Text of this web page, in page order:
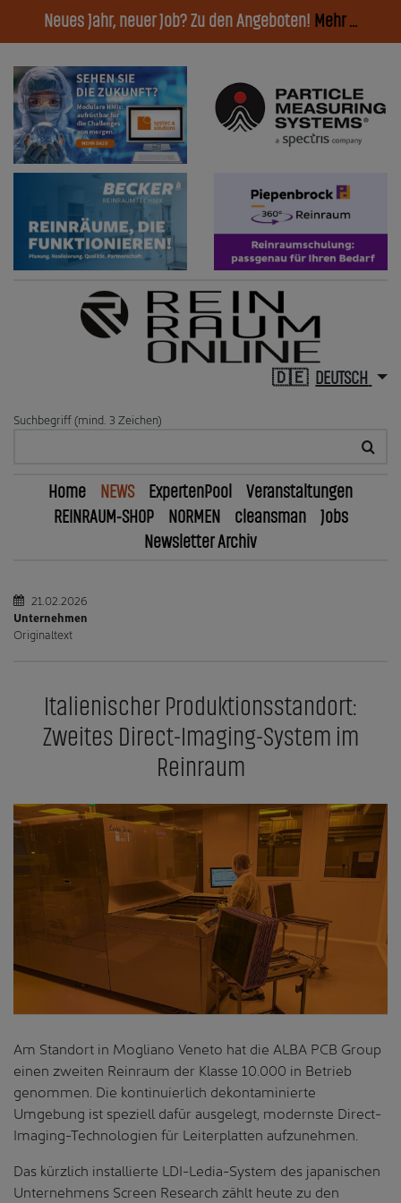
Neues Jahr, neuer Job? Zu den Angeboten! Mehr ...
DEUTSCH
Suchbegriff (mind. 3 Zeichen)
Home NEWS ExpertenPool
Veranstaltungen
REINRAUM-SHOP
NORMEN cleansman
Jobs
Newsletter Archiv
21.02.2026
Unternehmen
Originaltext
Italienischer Produktionsstandort:
Zweites Direct-Imaging-System im
Reinraum
Am Standort in Mogliano Veneto hat die ALBA PCB Group
einen zweiten Reinraum der Klasse 10.000 in Betrieb
genommen. Die kontinuierlich dekontaminierte
Umgebung ist speziell dafür ausgelegt, modernste Direct-
Imaging-Technologien für Leiterplatten aufzunehmen.
Das kürzlich installierte LDI-Ledia-System des japanischen
Unternehmens Screen Research zählt heute zu den